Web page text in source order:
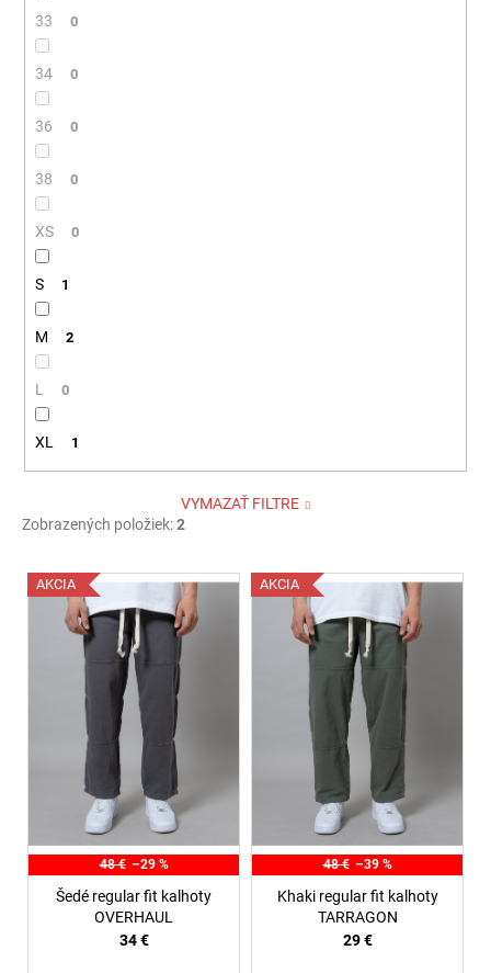
33 0
34 0
36 0
38 0
XS 0
S 1
M 2
L 0
XL 1
VYMAZAŤ FILTRE
Zobrazených položiek:2
V
k
AKCIA
48 € –29 %
Šedé regular fit kalhoty
OVERHAUL
34 €
AKCIA
48 € –39 %
Khaki regular fit kalhoty
TARRAGON
29 €